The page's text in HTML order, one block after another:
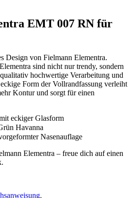
EMT 007 RN für
Design von Fielmann Elementra.
sind nicht nur trendy, sondern
hochwertige Verarbeitung und
Form der Vollrandfassung verleiht
Kontur und sorgt für einen
eckiger Glasform
Havanna
Nasenauflage
Elementra – freue dich auf einen
.